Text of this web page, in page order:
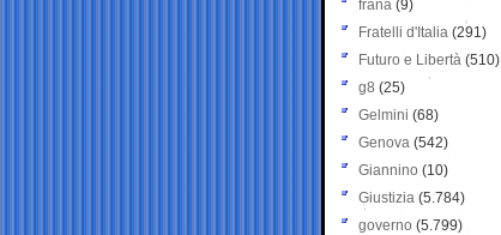
frana (9)
Fratelli d'Italia (291)
Futuro e Libertà (510)
g8 (25)
Gelmini (68)
Genova (542)
Giannino (10)
Giustizia (5.784)
governo (5.799)